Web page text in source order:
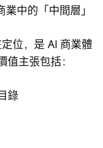
中的「中間層」
位，是 AI 商業體
主張包括：
錄